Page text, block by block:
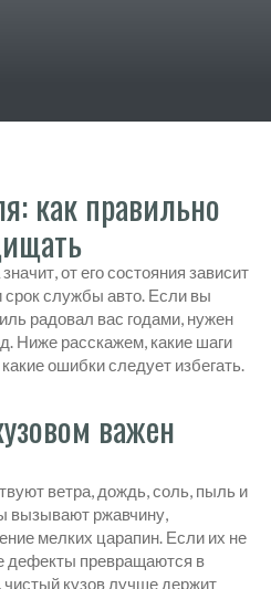
как правильно
от его состояния зависит
срок службы авто. Если вы
радовал вас годами, нужен
Ниже расскажем, какие шаги
ошибки следует избегать.
важен
ветра, дождь, соль, пыль и
вызывают ржавчину,
мелких царапин. Если их не
дефекты превращаются в
чистый кузов лучше держит